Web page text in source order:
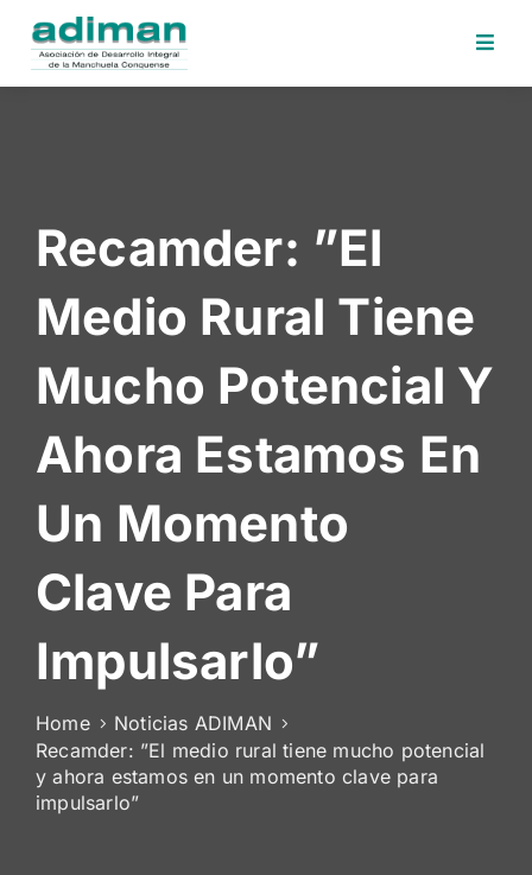
Desafios
Electrónica
Contratante
Noticias
Contacto
Area
Socios
Recamder: ”El
Medio Rural Tiene
Mucho Potencial Y
Ahora Estamos En
Un Momento
Clave Para
Impulsarlo”
Home
Noticias ADIMAN
Recamder: ”El medio rural tiene mucho potencial
y ahora estamos en un momento clave para
impulsarlo”